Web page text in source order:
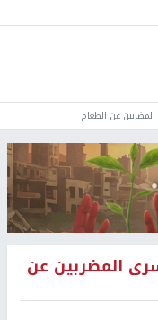
عن الطعام
المضربين عن